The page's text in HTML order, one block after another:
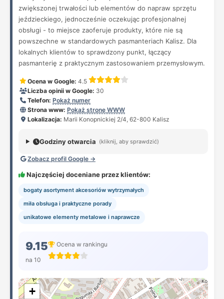
zwiększonej trwałości lub elementów do napraw sprzętu
jeździeckiego, jednocześnie oczekując profesjonalnej
obsługi - to miejsce zaoferuje produkty, które nie są
powszechne w standardowych pasmanteriach Kalisz. Dla
lokalnych klientów to sprawdzony punkt, łączący
pasmanterię z praktycznym zastosowaniem przemysłowym.
Ocena w Google: 4.5
Liczba opinii w Google: 30
Telefon: Pokaż numer
Strona www: Pokaż stronę WWW
Lokalizacja: Marii Konopnickiej 2/4, 62-800 Kalisz
Godziny otwarcia (kliknij, aby sprawdzić)
Zobacz profil Google →
Najczęściej doceniane przez klientów:
bogaty asortyment akcesoriów wytrzymałych
miła obsługa i praktyczne porady
unikatowe elementy metalowe i naprawcze
9.15
na 10
Ocena w rankingu
+